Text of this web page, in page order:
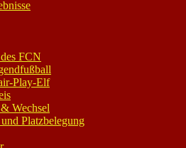
FCN
Play-Elf
Wechsel
Platzbelegung